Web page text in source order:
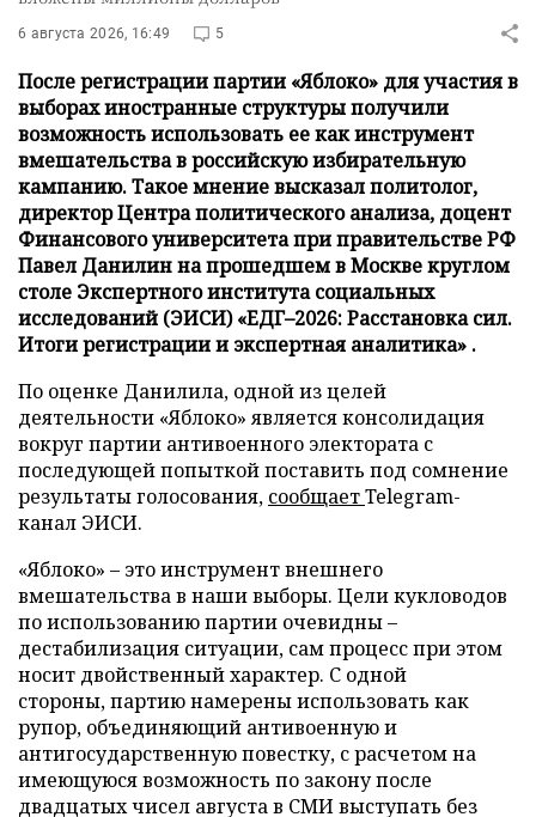
6 августа 2026, 16:49 5
После регистрации партии «Яблоко» для участия в
выборах иностранные структуры получили
возможность использовать ее как инструмент
вмешательства в российскую избирательную
кампанию. Такое мнение высказал политолог,
директор Центра политического анализа, доцент
Финансового университета при правительстве РФ
Павел Данилин на прошедшем в Москве круглом
столе Экспертного института социальных
исследований (ЭИСИ) «ЕДГ–2026: Расстановка сил.
Итоги регистрации и экспертная аналитика» .
По оценке Данилила, одной из целей
деятельности «Яблоко» является консолидация
вокруг партии антивоенного электората с
последующей попыткой поставить под сомнение
результаты голосования, сообщаетTelegram-
канал ЭИСИ.
«Яблоко» – это инструмент внешнего
вмешательства в наши выборы. Цели кукловодов
по использованию партии очевидны –
дестабилизация ситуации, сам процесс при этом
носит двойственный характер. С одной
стороны, партию намерены использовать как
рупор, объединяющий антивоенную и
антигосударственную повестку, с расчетом на
имеющуюся возможность по закону после
двадцатых чисел августа в СМИ выступать без